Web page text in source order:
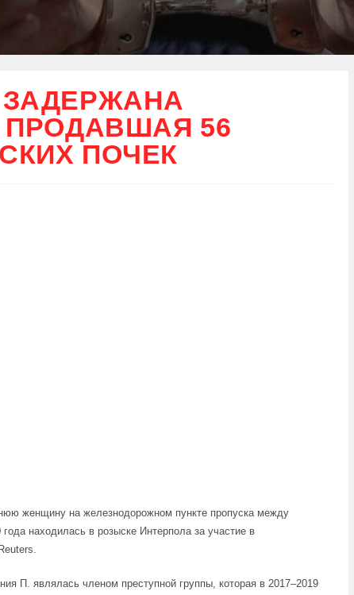
ПРОДАВШАЯ 56
ПОЧЕК
женщину на железнодорожном пункте пропуска между
находилась в розыске Интерпола за участие в
П. являлась членом преступной группы, которая в 2017–2019